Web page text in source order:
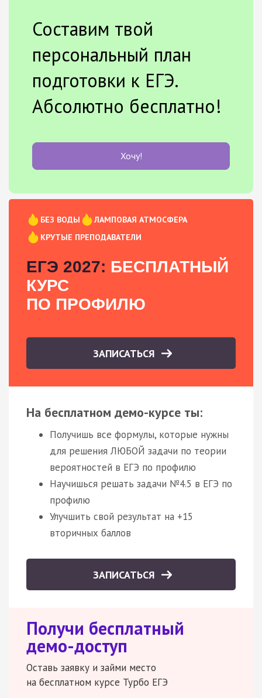
Составим твой
персональный план
подготовки к ЕГЭ.
Абсолютно бесплатно!
Хочу!
БЕЗ ВОДЫ
ЛАМПОВАЯ АТМОСФЕРА
КРУТЫЕ ПРЕПОДАВАТЕЛИ
ЕГЭ 2027: БЕСПЛАТНЫЙ
КУРС
ПО ПРОФИЛЮ
ЗАПИСАТЬСЯ
На бесплатном демо-курсе ты:
Получишь все формулы, которые нужны
для решения ЛЮБОЙ задачи по теории
вероятностей в ЕГЭ по профилю
Научишься решать задачи №4.5 в ЕГЭ по
профилю
Улучшить свой результат на +15
вторичных баллов
ЗАПИСАТЬСЯ
Получи бесплатный
демо-доступ
Оставь заявку и займи место
на бесплатном курсе Турбо ЕГЭ